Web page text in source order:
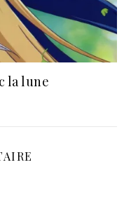
la lune